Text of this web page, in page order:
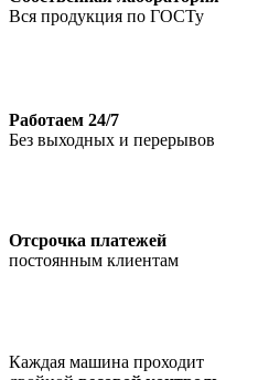
Вся продукция по ГОСТу
Работаем 24/7
Без выходных и перерывов
Отсрочка платежей
постоянным клиентам
Каждая машина проходит